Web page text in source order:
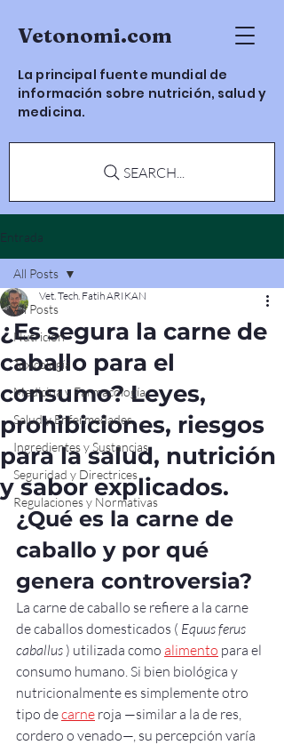
Vetonomi.com
La principal fuente mundial de
información sobre nutrición, salud y
medicina.
SEARCH...
Entrada
All Posts
Nutrición
Toxicología
Medicina y Farmacología
Salud y Enfermedades
Ingredientes y Sustancias
Seguridad y Directrices
Regulaciones y Normativas
All Posts
¿Es segura la carne de
caballo para el
consumo? Leyes,
prohibiciones, riesgos
para la salud, nutrición
y sabor explicados.
Vet. Tech. Fatih ARIKAN
¿Qué es la carne de
caballo y por qué
genera controversia?
La carne de caballo se refiere a la carne
de caballos domesticados ( Equus ferus
caballus ) utilizada como alimento para el
consumo humano. Si bien biológica y
nutricionalmente es simplemente otro
tipo de carne roja —similar a la de res,
cordero o venado—, su percepción varía